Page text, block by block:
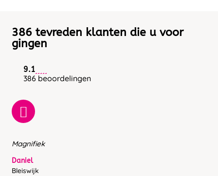
386 tevreden klanten die u voor
gingen
9.1
386 beoordelingen
Magnifiek
Daniel
Bleiswijk